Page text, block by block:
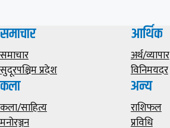
समाचार
समाचार
सुदूरपश्चिम प्रदेश
आर्थिक
अर्थ/व्यापार
विनिमयदर
कला
कला/साहित्य
मनोरञ्जन
अन्य
राशिफल
प्रविधि